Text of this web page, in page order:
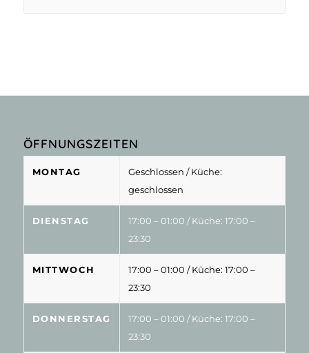
ÖFFNUNGSZEITEN
MONTAG Geschlossen / Küche:
geschlossen
DIENSTAG 17:00 – 01:00 / Küche: 17:00 –
23:30
MITTWOCH 17:00 – 01:00 / Küche: 17:00 –
23:30
DONNERSTAG 17:00 – 01:00 / Küche: 17:00 –
23:30